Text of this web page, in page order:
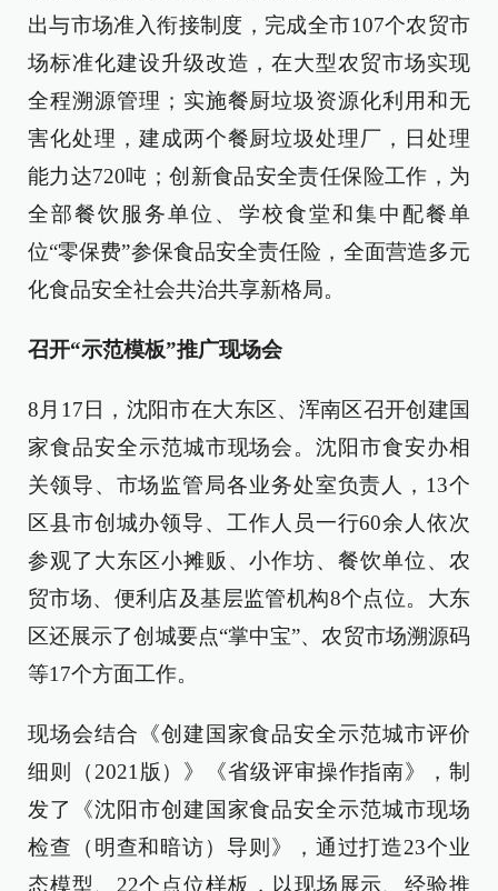
出与市场准入衔接制度，完成全市107个农贸市
场标准化建设升级改造，在大型农贸市场实现
全程溯源管理；实施餐厨垃圾资源化利用和无
害化处理，建成两个餐厨垃圾处理厂，日处理
能力达720吨；创新食品安全责任保险工作，为
全部餐饮服务单位、学校食堂和集中配餐单
位“零保费”参保食品安全责任险，全面营造多元
化食品安全社会共治共享新格局。
召开“示范模板”推广现场会
8月17日，沈阳市在大东区、浑南区召开创建国
家食品安全示范城市现场会。沈阳市食安办相
关领导、市场监管局各业务处室负责人，13个
区县市创城办领导、工作人员一行60余人依次
参观了大东区小摊贩、小作坊、餐饮单位、农
贸市场、便利店及基层监管机构8个点位。大东
区还展示了创城要点“掌中宝”、农贸市场溯源码
等17个方面工作。
现场会结合《创建国家食品安全示范城市评价
细则（2021版）》《省级评审操作指南》，制
发了《沈阳市创建国家食品安全示范城市现场
检查（明查和暗访）导则》，通过打造23个业
态模型、22个点位样板，以现场展示、经验推